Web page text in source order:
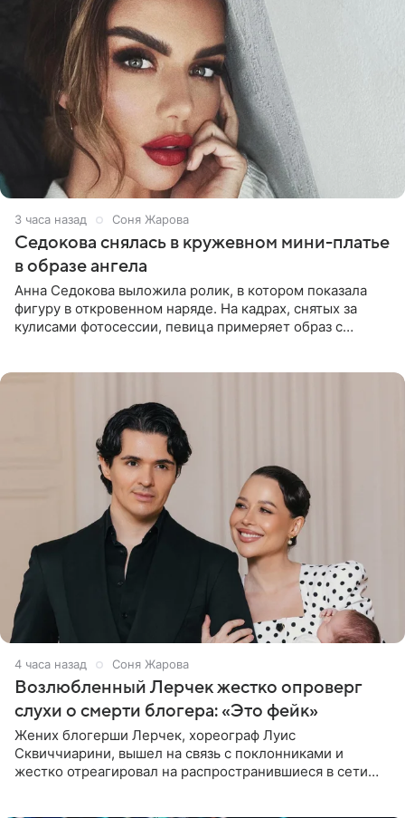
3 часа назад Соня Жарова
Седокова снялась в кружевном мини-платье
в образе ангела
Анна Седокова выложила ролик, в котором показала
фигуру в откровенном наряде. На кадрах, снятых за
кулисами фотосессии, певица примеряет образ с
4 часа назад Соня Жарова
Возлюбленный Лерчек жестко опроверг
слухи о смерти блогера: «Это фейк»
Жених блогерши Лерчек, хореограф Луис
Сквиччиарини, вышел на связь с поклонниками и
жестко отреагировал на распространившиеся в сети